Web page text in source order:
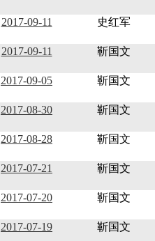
2017-09-11 史红军
2017-09-11 靳国文
2017-09-05 靳国文
2017-08-30 靳国文
2017-08-28 靳国文
2017-07-21 靳国文
2017-07-20 靳国文
2017-07-19 靳国文